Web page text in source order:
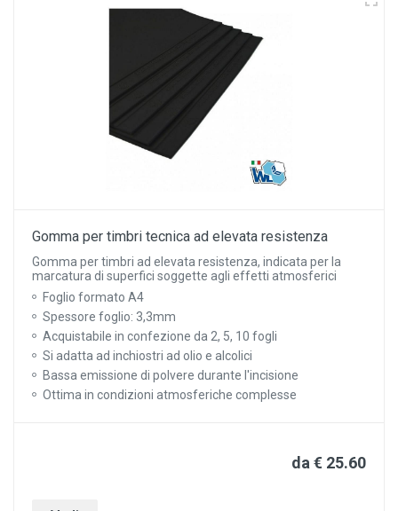
Gomma per timbri tecnica ad elevata resistenza
Gomma per timbri ad elevata resistenza, indicata per la
marcatura di superfici soggette agli effetti atmosferici
Foglio formato A4
Spessore foglio: 3,3mm
Acquistabile in confezione da 2, 5, 10 fogli
Si adatta ad inchiostri ad olio e alcolici
Bassa emissione di polvere durante l'incisione
Ottima in condizioni atmosferiche complesse
da € 25.60